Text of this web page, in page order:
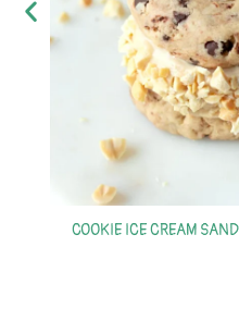
COOKIE ICE CREAM